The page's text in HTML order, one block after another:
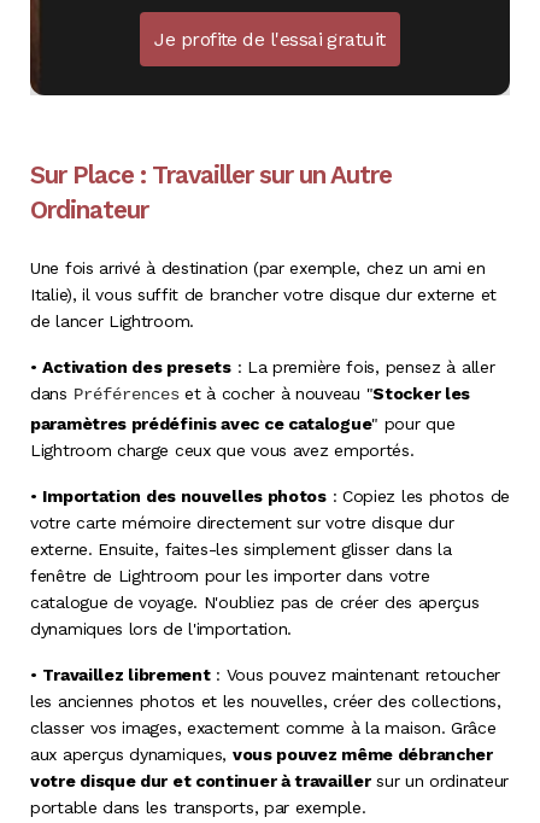
Je profite de l'essai gratuit
Sur Place : Travailler sur un Autre
Ordinateur
Une fois arrivé à destination (par exemple, chez un ami en
Italie), il vous suffit de brancher votre disque dur externe et
de lancer Lightroom.
•Activation des presets: La première fois, pensez à aller
dans Préférenceset à cocher à nouveau "Stocker les
paramètres prédéfinis avec ce catalogue" pour que
Lightroom charge ceux que vous avez emportés.
• Importation des nouvelles photos: Copiez les photos de
votre carte mémoire directement sur votre disque dur
externe. Ensuite, faites-les simplement glisser dans la
fenêtre de Lightroom pour les importer dans votre
catalogue de voyage. N'oubliez pas de créer des aperçus
dynamiques lors de l'importation.
• Travaillez librement: Vous pouvez maintenant retoucher
les anciennes photos et les nouvelles, créer des collections,
classer vos images, exactement comme à la maison. Grâce
aux aperçus dynamiques, vous pouvez même débrancher
votre disque dur et continuer à travaillersur un ordinateur
portable dans les transports, par exemple.